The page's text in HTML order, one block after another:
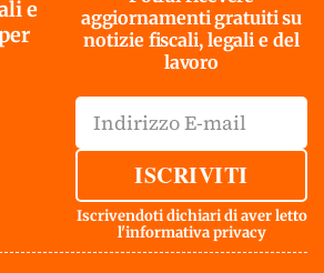
e
aggiornamenti gratuiti su
notizie fiscali, legali e del
lavoro
ISCRIVITI
Iscrivendoti dichiari di aver letto
l'informativa privacy